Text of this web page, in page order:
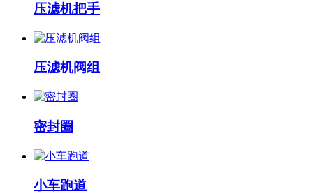
压滤机把手
压滤机阀组
密封圈
小车跑道